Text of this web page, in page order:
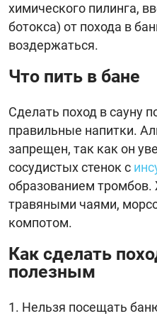
химического пилинга,
ботокса) от похода в
воздержаться.
Что пить в бане
Сделать поход в сауну
правильные напитки.
запрещен, так как он
сосудистых стенок с
образованием
травяными чаями,
компотом.
Как сделать
полезным
Нельзя посещать